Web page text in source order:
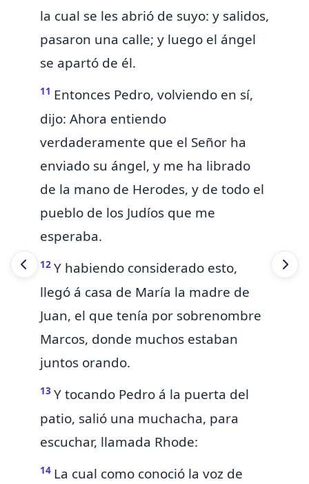
la cual se les abrió de suyo: y salidos,
pasaron una calle; y luego el ángel
se apartó de él.
11 Entonces Pedro, volviendo en sí,
dijo: Ahora entiendo
verdaderamente que el Señor ha
enviado su ángel, y me ha librado
de la mano de Herodes, y de todo el
pueblo de los Judíos que me
esperaba.
12 Y habiendo considerado esto,
llegó á casa de María la madre de
Juan, el que tenía por sobrenombre
Marcos, donde muchos estaban
juntos orando.
13 Y tocando Pedro á la puerta del
patio, salió una muchacha, para
escuchar, llamada Rhode:
14 La cual como conoció la voz de